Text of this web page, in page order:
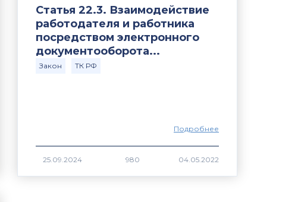
Статья 22.3. Взаимодействие
работодателя и работника
посредством электронного
документооборота...
Закон ТК РФ
Подробнее
980